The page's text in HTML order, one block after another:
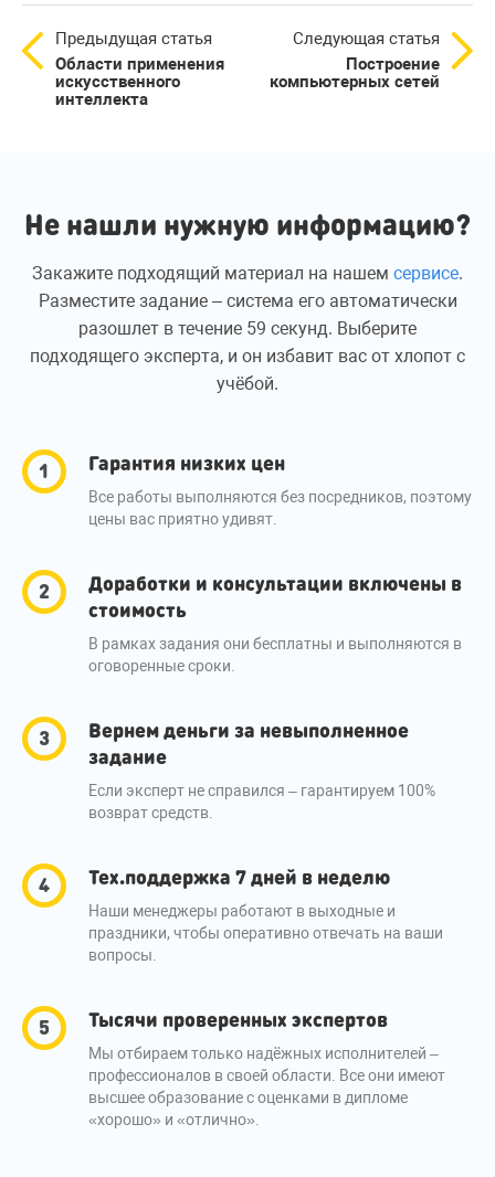
Предыдущая статья
Области применения
искусственного
интеллекта
Следующая статья
Построение
компьютерных сетей
Не нашли нужную информацию?
Закажите подходящий материал на нашем сервисе.
Разместите задание – система его автоматически
разошлет в течение 59 секунд. Выберите
подходящего эксперта, и он избавит вас от хлопот с
учёбой.
Гарантия низких цен
Все работы выполняются без посредников, поэтому
цены вас приятно удивят.
Доработки и консультации включены в
стоимость
В рамках задания они бесплатны и выполняются в
оговоренные сроки.
Вернем деньги за невыполненное
задание
Если эксперт не справился – гарантируем 100%
возврат средств.
Тех.поддержка 7 дней в неделю
Наши менеджеры работают в выходные и
праздники, чтобы оперативно отвечать на ваши
вопросы.
Тысячи проверенных экспертов
Мы отбираем только надёжных исполнителей –
профессионалов в своей области. Все они имеют
высшее образование с оценками в дипломе
«хорошо» и «отлично».